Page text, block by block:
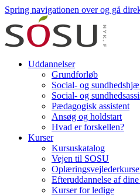
Spring navigationen over og gå
Uddannelser
Grundforløb
Social- og
Social- og
Pædagogisk assistent
Ansøg og holdstart
Hvad er forskellen?
Kurser
Kursuskatalog
Vejen til SOSU
Efteruddannelse af
Kurser for ledige